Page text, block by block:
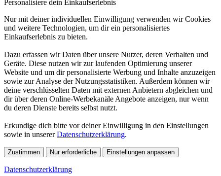
Personalisiere dein Einkaufserlebnis
Nur mit deiner individuellen Einwilligung verwenden wir Cookies
und weitere Technologien, um dir ein personalisiertes
Einkaufserlebnis zu bieten.
Dazu erfassen wir Daten über unsere Nutzer, deren Verhalten und
Geräte. Diese nutzen wir zur laufenden Optimierung unserer
Website und um dir personalisierte Werbung und Inhalte anzuzeigen
sowie zur Analyse der Nutzungsstatistiken. Außerdem können wir
deine verschlüsselten Daten mit externen Anbietern abgleichen und
dir über deren Online-Werbekanäle Angebote anzeigen, nur wenn
du deren Dienste bereits selbst nutzt.
Erkundige dich bitte vor deiner Einwilligung in den Einstellungen
sowie in unsererDatenschutzerklärung.
Zustimmen Nur erforderliche Einstellungen anpassen
Datenschutzerklärung